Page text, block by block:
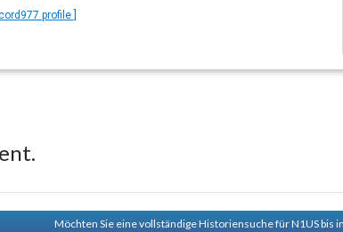
profile ]
Möchten Sie eine vollständige Historiensuche für N1US bis